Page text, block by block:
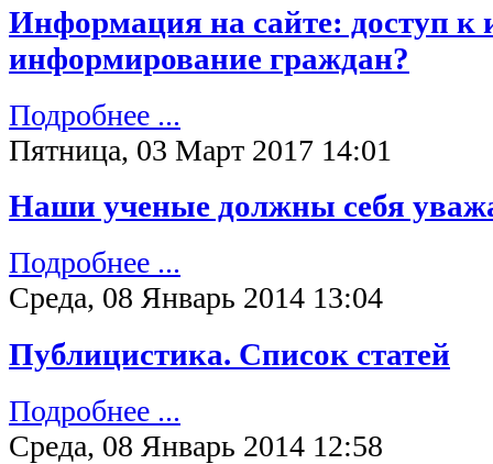
Информация на сайте: доступ
информирование граждан?
Подробнее ...
Пятница, 03 Март 2017 14:01
Наши ученые должны себя
Подробнее ...
Среда, 08 Январь 2014 13:04
Публицистика. Список статей
Подробнее ...
Среда, 08 Январь 2014 12:58